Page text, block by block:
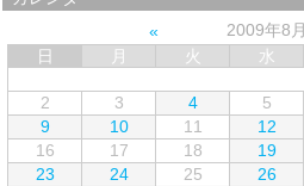
2009年8月
日
月 火 水
2
3 4 5
9
10 11 12
16
17 18 19
23
24 25 26